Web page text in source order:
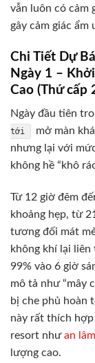
vẫn luôn có cảm
gây cảm giác
Chi Tiết Dự
Ngày 1 –
Cao (Thứ cấp
Ngày đầu tiên
tới
mở màn
nhưng lại với
không hề “khô
Từ 12 giờ đêm
khoảng hẹp, từ
tương đối mát
không khí lại
99% vào 6 giờ
mô tả như “mây
bị che phủ hoàn
này rất thích
resort nhưan
lượng cao.